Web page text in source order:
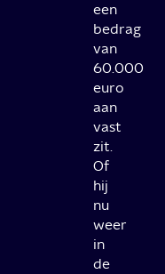
een
bedrag
van
60.000
euro
aan
vast
zit.
Of
hij
nu
weer
in
de